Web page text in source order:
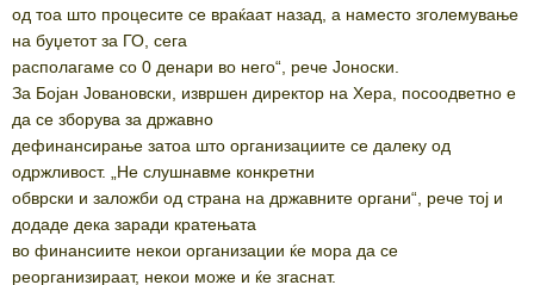
од тоа што процесите се враќаат назад, а наместо зголемување
на буџетот за ГО, сега
располагаме со 0 денари во него“, рече Јоноски.
За Бојан Јовановски, извршен директор на Хера, посоодветно е
да се зборува за државно
дефинансирање затоа што организациите се далеку од
одржливост. „Не слушнавме конкретни
обврски и заложби од страна на државните органи“, рече тој и
додаде дека заради кратењата
во финансиите некои организации ќе мора да се
реорганизираат, некои може и ќе згаснат.